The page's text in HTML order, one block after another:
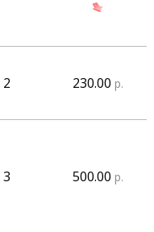
2 230.00 р.
3 500.00 р.